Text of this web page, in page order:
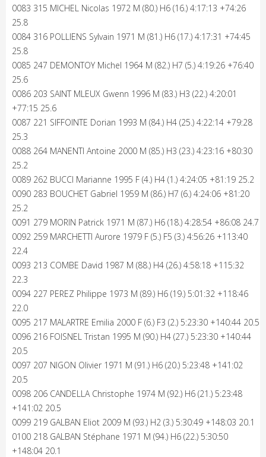
0083 315 MICHEL Nicolas 1972 M (80.) H6 (16.) 4:17:13 +74:26
25.8
0084 316 POLLIENS Sylvain 1971 M (81.) H6 (17.) 4:17:31 +74:45
25.8
0085 247 DEMONTOY Michel 1964 M (82.) H7 (5.) 4:19:26 +76:40
25.6
0086 203 SAINT MLEUX Gwenn 1996 M (83.) H3 (22.) 4:20:01
+77:15 25.6
0087 221 SIFFOINTE Dorian 1993 M (84.) H4 (25.) 4:22:14 +79:28
25.3
0088 264 MANENTI Antoine 2000 M (85.) H3 (23.) 4:23:16 +80:30
25.2
0089 262 BUCCI Marianne 1995 F (4.) H4 (1.) 4:24:05 +81:19 25.2
0090 283 BOUCHET Gabriel 1959 M (86.) H7 (6.) 4:24:06 +81:20
25.2
0091 279 MORIN Patrick 1971 M (87.) H6 (18.) 4:28:54 +86:08 24.7
0092 259 MARCHETTI Aurore 1979 F (5.) F5 (3.) 4:56:26 +113:40
22.4
0093 213 COMBE David 1987 M (88.) H4 (26.) 4:58:18 +115:32
22.3
0094 227 PEREZ Philippe 1973 M (89.) H6 (19.) 5:01:32 +118:46
22.0
0095 217 MALARTRE Emilia 2000 F (6.) F3 (2.) 5:23:30 +140:44 20.5
0096 216 FOISNEL Tristan 1995 M (90.) H4 (27.) 5:23:30 +140:44
20.5
0097 207 NIGON Olivier 1971 M (91.) H6 (20.) 5:23:48 +141:02
20.5
0098 206 CANDELLA Christophe 1974 M (92.) H6 (21.) 5:23:48
+141:02 20.5
0099 219 GALBAN Eliot 2009 M (93.) H2 (3.) 5:30:49 +148:03 20.1
0100 218 GALBAN Stéphane 1971 M (94.) H6 (22.) 5:30:50
+148:04 20.1